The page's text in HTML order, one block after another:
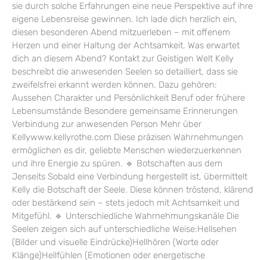
sie durch solche Erfahrungen eine neue Perspektive auf ihre
eigene Lebensreise gewinnen. Ich lade dich herzlich ein,
diesen besonderen Abend mitzuerleben – mit offenem
Herzen und einer Haltung der Achtsamkeit. Was erwartet
dich an diesem Abend? Kontakt zur Geistigen Welt Kelly
beschreibt die anwesenden Seelen so detailliert, dass sie
zweifelsfrei erkannt werden können. Dazu gehören:
Aussehen Charakter und Persönlichkeit Beruf oder frühere
Lebensumstände Besondere gemeinsame Erinnerungen
Verbindung zur anwesenden Person Mehr über
Kellywww.kellyrothe.com Diese präzisen Wahrnehmungen
ermöglichen es dir, geliebte Menschen wiederzuerkennen
und ihre Energie zu spüren. 🔹 Botschaften aus dem
Jenseits Sobald eine Verbindung hergestellt ist, übermittelt
Kelly die Botschaft der Seele. Diese können tröstend, klärend
oder bestärkend sein – stets jedoch mit Achtsamkeit und
Mitgefühl. 🔹 Unterschiedliche Wahrnehmungskanäle Die
Seelen zeigen sich auf unterschiedliche Weise:Hellsehen
(Bilder und visuelle Eindrücke)Hellhören (Worte oder
Klänge)Hellfühlen (Emotionen oder energetische